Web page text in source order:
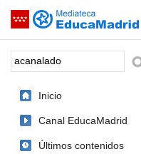
Saltar navegación
Palabra o frase:
Inicio
Canal EducaMadrid
Últimos contenidos